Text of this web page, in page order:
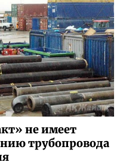
не имеет
трубопровода